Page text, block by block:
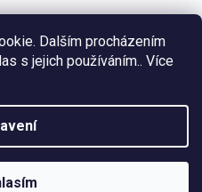
Dalším procházením
s jejich používáním.. Více